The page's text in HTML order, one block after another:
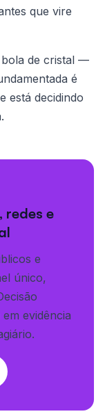
que vire
bola de cristal —
é
está decidindo
redes e
e
único,
evidência